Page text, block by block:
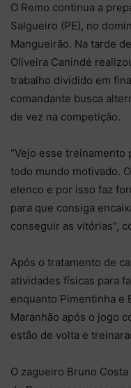
O Remo continua a
Salgueiro (PE), no
Mangueirão. Na tarde
Oliveira Canindé
trabalho dividido em
comandante busca
de vez na competição.
“Vejo esse
todo mundo motivado.
elenco e por isso faz
para que consiga
conseguir as vitórias”,
Após o tratamento de
atividades físicas para
enquanto Pimentinha e
Maranhão após o jogo
estão de volta e
O zagueiro Bruno